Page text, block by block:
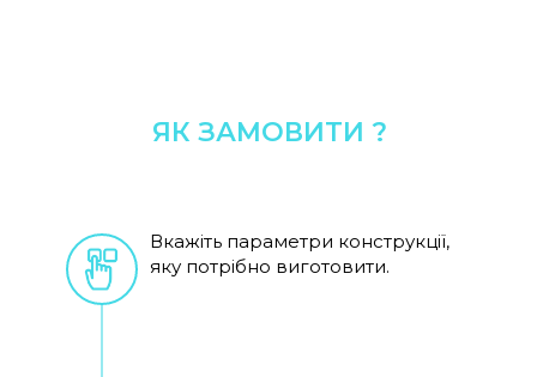
ЯК ЗАМОВИТИ ?
Вкажіть параметри конструкції,
яку потрібно виготовити.